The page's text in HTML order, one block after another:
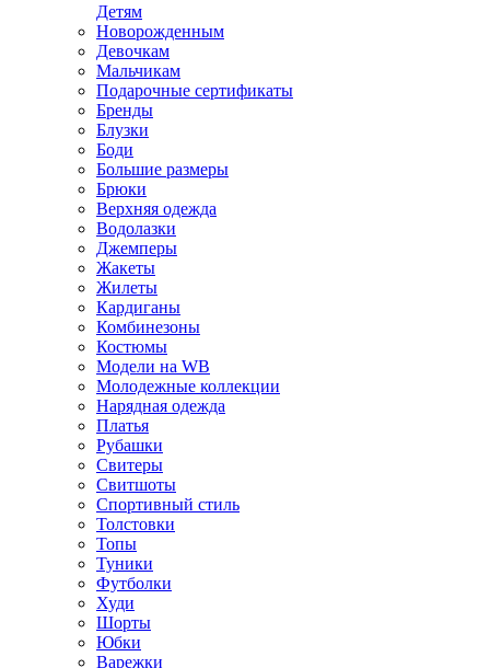
Детям
Новорожденным
Девочкам
Мальчикам
Подарочные сертификаты
Бренды
Блузки
Боди
Большие размеры
Брюки
Верхняя одежда
Водолазки
Джемперы
Жакеты
Жилеты
Кардиганы
Комбинезоны
Костюмы
Модели на WB
Молодежные коллекции
Нарядная одежда
Платья
Рубашки
Свитеры
Свитшоты
Спортивный стиль
Толстовки
Топы
Туники
Футболки
Худи
Шорты
Юбки
Варежки